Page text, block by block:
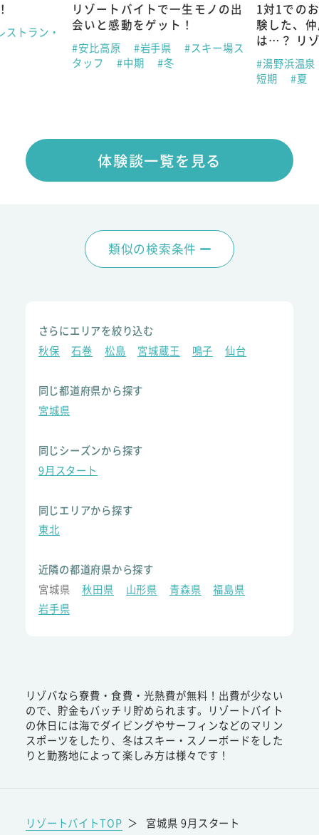
ストラン・
リゾートバイトで一生モノの出
会いと感動をゲット！
#安比高原 #岩手県
#スキー場ス
タッフ
#中期 #冬
1対1での
験した、
は…？ リ
#湯野浜温泉
短期
#夏
体験談一覧を見る
類似の検索条件
さらにエリアを絞り込む
秋保
石巻 松島 宮城蔵王 鳴子 仙台
同じ都道府県から探す
宮城県
同じシーズンから探す
9月スタート
同じエリアから探す
東北
近隣の都道府県から探す
宮城県
秋田県 山形県 青森県
福島県
岩手県
リゾバなら寮費・食費・光熱費が無料！出費が少ない
ので、貯金もバッチリ貯められます。リゾートバイト
の休日には海でダイビングやサーフィンなどのマリン
スポーツをしたり、冬はスキー・スノーボードをした
りと勤務地によって楽しみ方は様々です！
リゾートバイトTOP ＞ 宮城県 9月スタート